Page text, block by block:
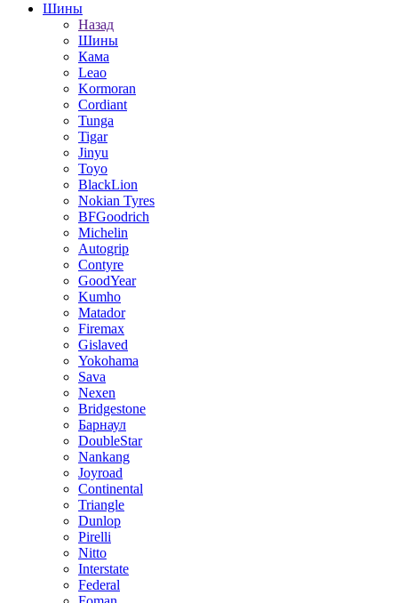
Шины
Назад
Шины
Кама
Leao
Kormoran
Cordiant
Tunga
Tigar
Jinyu
Toyo
BlackLion
Nokian Tyres
BFGoodrich
Michelin
Autogrip
Contyre
GoodYear
Kumho
Matador
Firemax
Gislaved
Yokohama
Sava
Nexen
Bridgestone
Барнаул
DoubleStar
Nankang
Joyroad
Continental
Triangle
Dunlop
Pirelli
Nitto
Interstate
Federal